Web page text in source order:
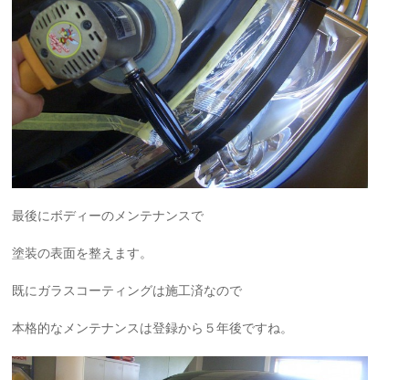
最後にボディーのメンテナンスで
塗装の表面を整えます。
既にガラスコーティングは施工済なので
本格的なメンテナンスは登録から５年後ですね。